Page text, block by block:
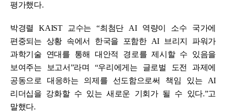
평가했다.
박경렬 KAIST 교수는 “최첨단 AI 역량이 소수 국가에
편중되는 상황 속에서 한국을 포함한 AI 브리지 파워가
과학기술 연대를 통해 대안적 경로를 제시할 수 있음을
보여주는 보고서”라며 “우리에게는 글로벌 도전 과제에
공동으로 대응하는 의제를 선도함으로써 책임 있는 AI
리더십을 강화할 수 있는 새로운 기회가 될 수 있다.”고
말했다.